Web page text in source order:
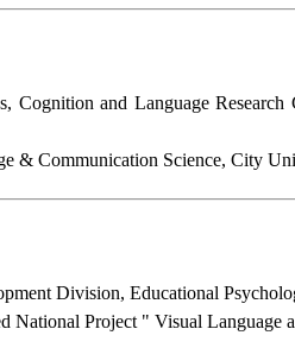
Cognition and Language
& Communication Science, City
Division, Educational
National Project " Visual Language